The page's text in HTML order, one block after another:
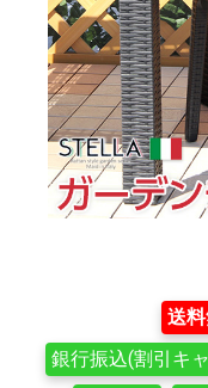
送
銀行振込(割引キ